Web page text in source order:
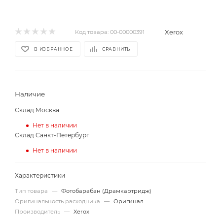
Код товара: 00-00000391 Xerox
В ИЗБРАННОЕ СРАВНИТЬ
Наличие
Склад Москва
Нет в наличии
Склад Санкт-Петербург
Нет в наличии
Характеристики
Тип товара — Фотобарабан (Драмкартридж)
Оригинальность расходника
— Оригинал
Производитель — Xerox